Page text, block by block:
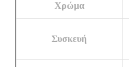
Χρώμα
Συσκευή